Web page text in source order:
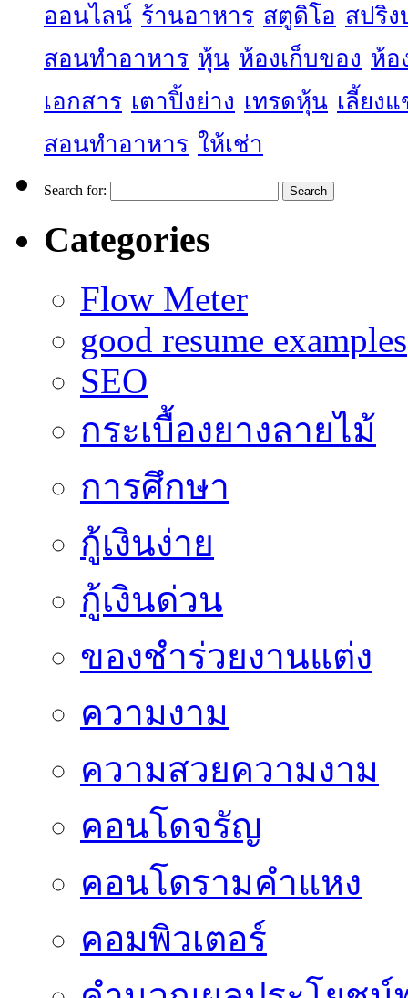
ออนไลน์ ร้านอาหาร สตูดิโอ สปริง
สอนทำอาหาร หุ้น ห้องเก็บของ ห้อ
เอกสาร เตาปิ้งย่าง เทรดหุ้น เลี้ยง
สอนทำอาหาร ให้เช่า
Search for:
Categories
Flow Meter
good resume examples
SEO
กระเบื้องยางลายไม้
การศึกษา
กู้เงินง่าย
กู้เงินด่วน
ของชำร่วยงานแต่ง
ความงาม
ความสวยความงาม
คอนโดจรัญ
คอนโดรามคำแหง
คอมพิวเตอร์